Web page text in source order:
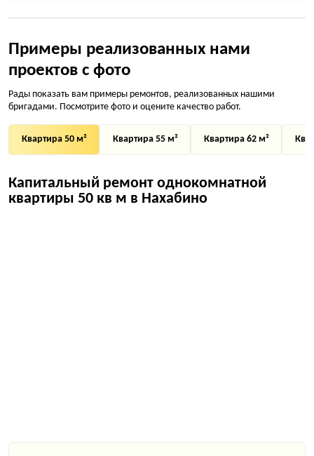
Примеры реализованных нами
проектов с фото
Рады показать вам примеры ремонтов, реализованных нашими
бригадами. Посмотрите фото и оцените качество работ.
Квартира 50 м² Квартира 55 м² Квартира 62 м²
Капитальный ремонт однокомнатной
квартиры 50 кв м в Нахабино